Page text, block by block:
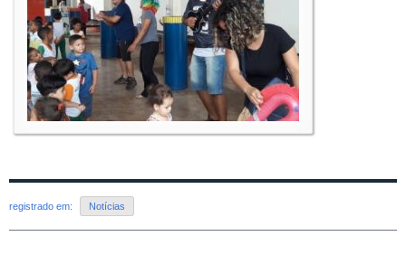
registrado em: Notícias